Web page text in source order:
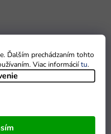
Ďalším prechádzaním tohto
Viac informáciítu.